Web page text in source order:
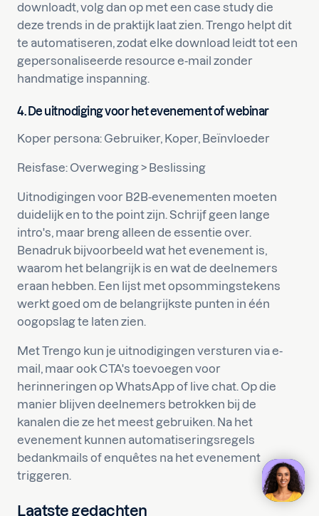
downloadt, volg dan op met een case study die
deze trends in de praktijk laat zien. Trengo helpt dit
te automatiseren, zodat elke download leidt tot een
gepersonaliseerde resource e-mail zonder
handmatige inspanning.
4. De uitnodiging voor het evenement of webinar
Koper persona: Gebruiker, Koper, Beïnvloeder
Reisfase: Overweging > Beslissing
Uitnodigingen voor B2B-evenementen moeten
duidelijk en to the point zijn. Schrijf geen lange
intro's, maar breng alleen de essentie over.
Benadruk bijvoorbeeld wat het evenement is,
waarom het belangrijk is en wat de deelnemers
eraan hebben. Een lijst met opsommingstekens
werkt goed om de belangrijkste punten in één
oogopslag te laten zien.
Met Trengo kun je uitnodigingen versturen via e-
mail, maar ook CTA's toevoegen voor
herinneringen op WhatsApp of live chat. Op die
manier blijven deelnemers betrokken bij de
kanalen die ze het meest gebruiken. Na het
evenement kunnen automatiseringsregels
bedankmails of enquêtes na het evenement
triggeren.
Laatste gedachten